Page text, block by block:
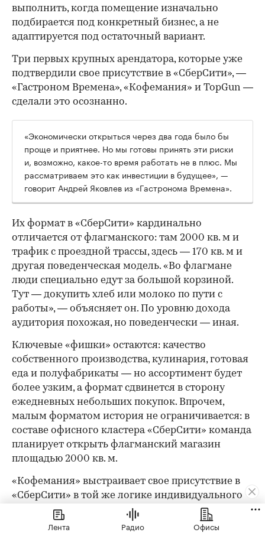
выполнить, когда помещение изначально
подбирается под конкретный бизнес, а не
адаптируется под остаточный вариант.
Три первых крупных арендатора, которые уже
подтвердили свое присутствие в «СберСити», —
«Гастроном Времена», «Кофемания» и TopGun —
сделали это осознанно.
«Экономически открыться через два года было бы
проще и приятнее. Но мы готовы принять эти риски
и, возможно, какое-то время работать не в плюс. Мы
рассматриваем это как инвестиции в будущее», —
говорит Андрей Яковлев из «Гастронома Времена».
Их формат в «СберСити» кардинально
отличается от флагманского: там 2000 кв. м и
трафик с проездной трассы, здесь — 170 кв. м и
другая поведенческая модель. «Во флагмане
люди специально едут за большой корзиной.
Тут — докупить хлеб или молоко по пути с
работы», — объясняет он. По уровню дохода
аудитория похожая, но поведенчески — иная.
Ключевые «фишки» остаются: качество
собственного производства, кулинария, готовая
еда и полуфабрикаты — но ассортимент будет
более узким, а формат сдвинется в сторону
ежедневных небольших покупок. Впрочем,
малым форматом история не ограничивается: в
составе офисного кластера «СберСити» команда
планирует открыть флагманский магазин
площадью 2000 кв. м.
«Кофемания» выстраивает свое присутствие в
«СберСити» в той же логике индивидуального
подхода. Для «СберСити» ключевыми
ориентирами при проектировании стали
Лента Радио Офисы